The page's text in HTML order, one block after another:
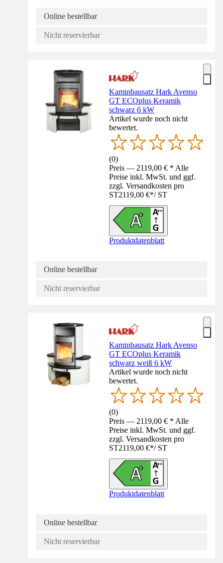
Online bestellbar
Nicht reservierbar
Kaminbausatz Hark Avenso
GT ECOplus Keramik
schwarz 6 kW
Artikel wurde noch nicht
bewertet.
(0)
Preis — 2119,00 € * Alle
Preise inkl. MwSt. und ggf.
zzgl. Versandkosten pro
ST2119,00 €*/ ST
Produktdatenblatt
Online bestellbar
Nicht reservierbar
Kaminbausatz Hark Avenso
GT ECOplus Keramik
schwarz weiß 6 kW
Artikel wurde noch nicht
bewertet.
(0)
Preis — 2119,00 € * Alle
Preise inkl. MwSt. und ggf.
zzgl. Versandkosten pro
ST2119,00 €*/ ST
Produktdatenblatt
Online bestellbar
Nicht reservierbar